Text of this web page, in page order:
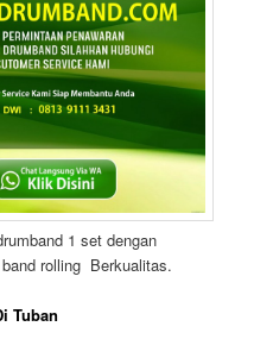
1 set dengan
rolling Berkualitas.
Tuban